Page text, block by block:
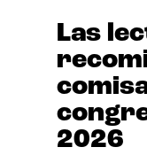
Las
2026